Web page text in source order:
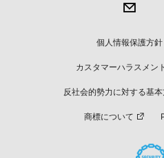
個人情報保護方針
カスタマーハラスメン
反社会的勢力に対する基
商標について